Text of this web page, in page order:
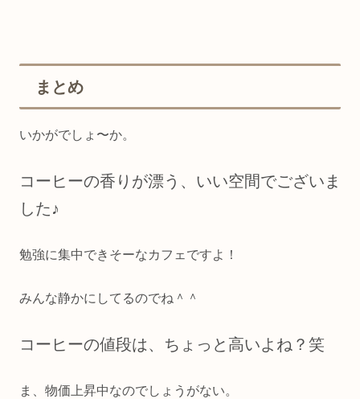
まとめ
いかがでしょ〜か。
コーヒーの香りが漂う、いい空間でございま
した♪
勉強に集中できそーなカフェですよ！
みんな静かにしてるのでね＾＾
コーヒーの値段は、ちょっと高いよね？笑
ま、物価上昇中なのでしょうがない。